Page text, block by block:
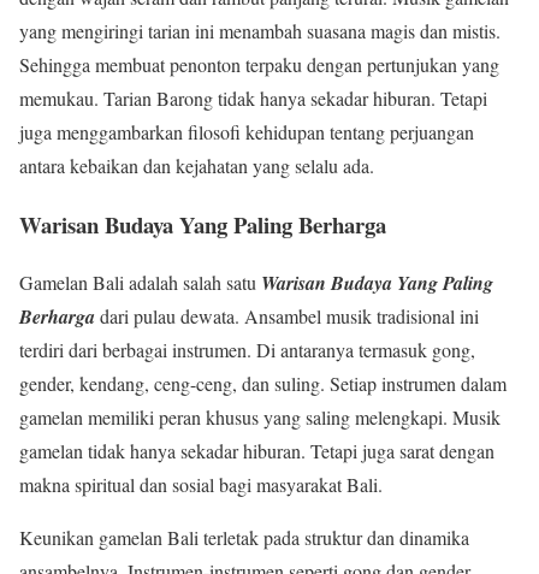
yang mengiringi tarian ini menambah suasana magis dan mistis.
Sehingga membuat penonton terpaku dengan pertunjukan yang
memukau. Tarian Barong tidak hanya sekadar hiburan. Tetapi
juga menggambarkan filosofi kehidupan tentang perjuangan
antara kebaikan dan kejahatan yang selalu ada.
Warisan Budaya Yang Paling Berharga
Gamelan Bali adalah salah satu Warisan Budaya Yang Paling
Berhargadari pulau dewata. Ansambel musik tradisional ini
terdiri dari berbagai instrumen. Di antaranya termasuk gong,
gender, kendang, ceng-ceng, dan suling. Setiap instrumen dalam
gamelan memiliki peran khusus yang saling melengkapi. Musik
gamelan tidak hanya sekadar hiburan. Tetapi juga sarat dengan
makna spiritual dan sosial bagi masyarakat Bali.
Keunikan gamelan Bali terletak pada struktur dan dinamika